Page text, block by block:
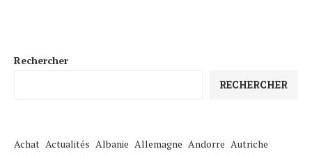
Rechercher
RECHERCHER
Achat Actualités Albanie Allemagne Andorre Autriche